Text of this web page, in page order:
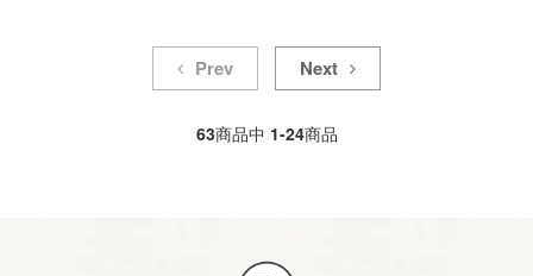
Prev Next
63商品中 1-24商品